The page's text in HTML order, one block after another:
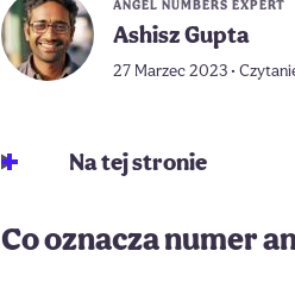
ANGEL NUMBERS EXPERT
Ashisz Gupta
27 Marzec 2023 •
Na tej stronie
Co oznacza numer